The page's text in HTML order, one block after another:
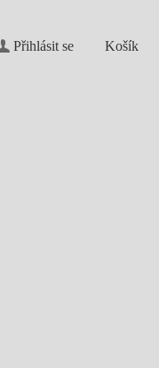
Košík
Přihlásit se